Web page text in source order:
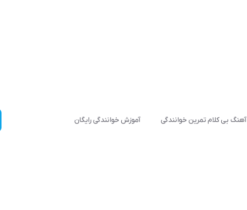
آهنگ بی کلام تمرین خوانندگی آموزش خوانندگی رایگان